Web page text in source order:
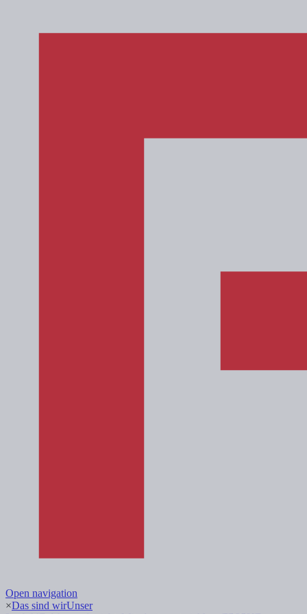
Open navigation
×Das sind wirUnser